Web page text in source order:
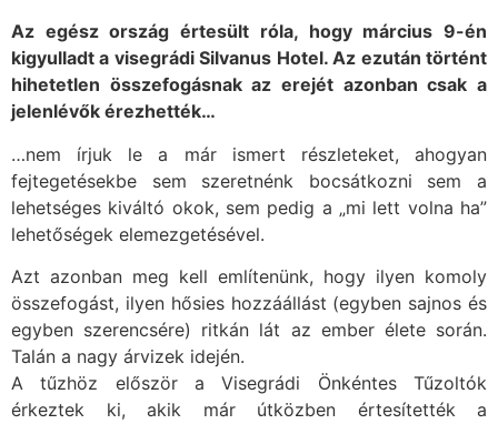
Az egész ország értesült róla, hogy március 9-én
kigyulladt a visegrádi Silvanus Hotel. Az ezután történt
hihetetlen összefogásnak az erejét azonban csak a
jelenlévők érezhették…
…nem írjuk le a már ismert részleteket, ahogyan
fejtegetésekbe sem szeretnénk bocsátkozni sem a
lehetséges kiváltó okok, sem pedig a „mi lett volna ha”
lehetőségek elemezgetésével.
Azt azonban meg kell említenünk, hogy ilyen komoly
összefogást, ilyen hősies hozzáállást (egyben sajnos és
egyben szerencsére) ritkán lát az ember élete során.
Talán a nagy árvizek idején.
A tűzhöz először a Visegrádi Önkéntes Tűzoltók
érkeztek ki, akik már útközben értesítették a